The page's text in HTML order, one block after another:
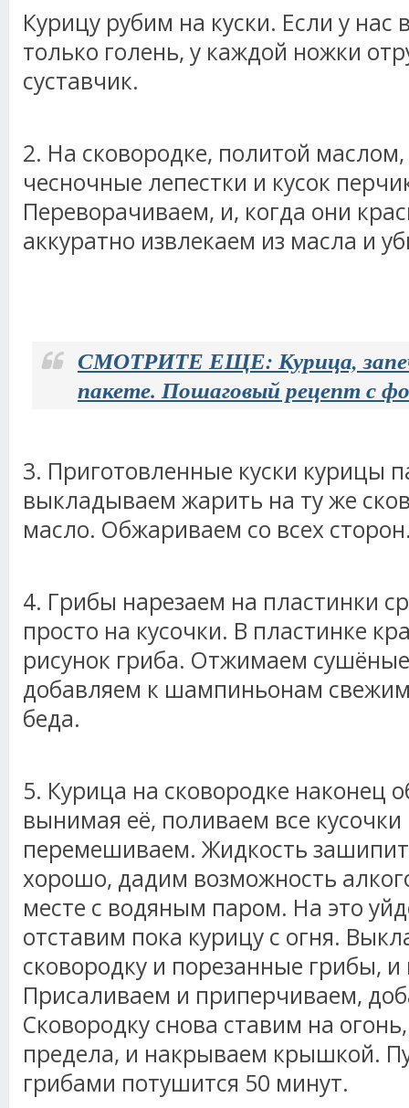
Курицу рубим на куски. Если у
только голень, у каждой ножки
суставчик.
2. На сковородке, политой
чесночные лепестки и кусок
Переворачиваем, и, когда они
аккуратно извлекаем из масла и
СМОТРИТЕ ЕЩЕ: Курица,
пакете. Пошаговый рецепт с
3. Приготовленные куски курицы
выкладываем жарить на ту же
масло. Обжариваем со всех
4. Грибы нарезаем на пластинки
просто на кусочки. В пластинке
рисунок гриба. Отжимаем
добавляем к шампиньонам
беда.
5. Курица на сковородке наконец
вынимая её, поливаем все
перемешиваем. Жидкость
хорошо, дадим возможность
месте с водяным паром. На это
отставим пока курицу с огня.
сковородку и порезанные грибы,
Присаливаем и приперчиваем,
Сковородку снова ставим на
предела, и накрываем крышкой.
грибами потушится 50 минут.